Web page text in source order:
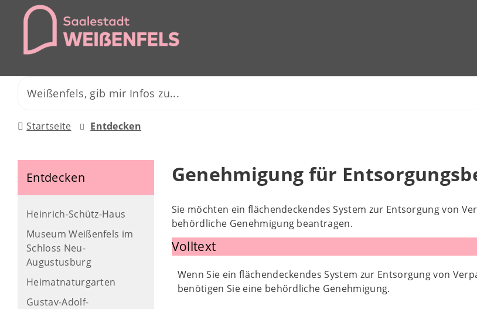
Startseite Entdecken
Entdecken
Heinrich-Schütz-Haus
Museum Weißenfels im
Schloss Neu-
Augustusburg
Heimatnaturgarten
Gustav-Adolf-
Genehmigung für
Sie möchten ein flächendeckendes System zur Entsorgung von
behördliche Genehmigung beantragen.
Volltext
Wenn Sie ein flächendeckendes System zur Entsorgung von
benötigen Sie eine behördliche Genehmigung.